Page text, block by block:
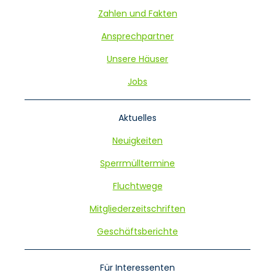
Zahlen und Fakten
Ansprechpartner
Unsere Häuser
Jobs
Aktuelles
Neuigkeiten
Sperrmülltermine
Fluchtwege
Mitgliederzeitschriften
Geschäftsberichte
Für Interessenten